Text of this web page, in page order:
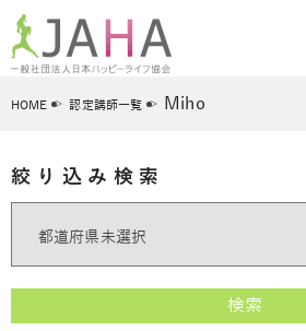
HOME 認定講師一覧 Miho
絞り込み検索
検索